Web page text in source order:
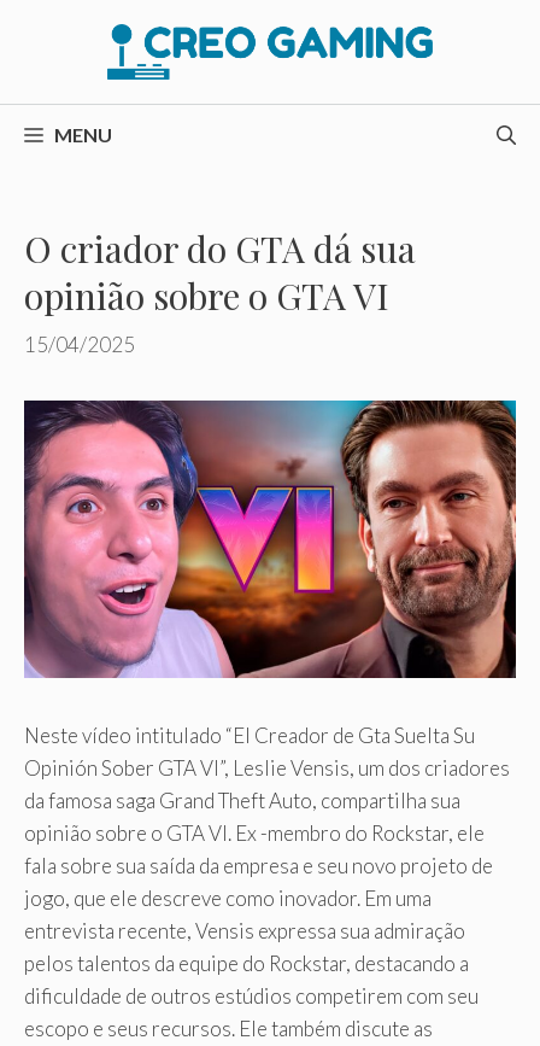
conteúdo
MENU
O criador do GTA dá sua
opinião sobre o GTA VI
15/04/2025
Neste vídeo intitulado “El Creador de Gta Suelta Su
Opinión Sober GTA VI”, Leslie Vensis, um dos criadores
da famosa saga Grand Theft Auto, compartilha sua
opinião sobre o GTA VI. Ex -membro do Rockstar, ele
fala sobre sua saída da empresa e seu novo projeto de
jogo, que ele descreve como inovador. Em uma
entrevista recente, Vensis expressa sua admiração
pelos talentos da equipe do Rockstar, destacando a
dificuldade de outros estúdios competirem com seu
escopo e seus recursos. Ele também discute as